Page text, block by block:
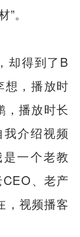
。
却得到了B
想，播放时
，播放时长
介绍视频
一个老教
、老产
，视频播客